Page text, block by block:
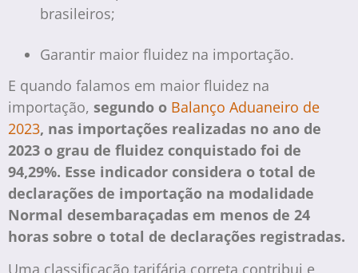
brasileiros;
Garantir maior fluidez na importação.
E quando falamos em maior fluidez na
importação, segundo o Balanço Aduaneiro de
2023, nas importações realizadas no ano de
2023 o grau de fluidez conquistado foi de
94,29%. Esse indicador considera o total de
declarações de importação na modalidade
Normal desembaraçadas em menos de 24
horas sobre o total de declarações registradas.
Uma classificação tarifária correta contribui e